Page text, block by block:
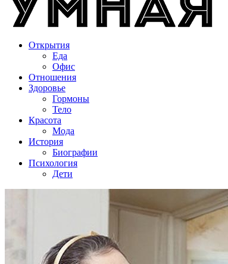
Открытия
Еда
Офис
Отношения
Здоровье
Гормоны
Тело
Красота
Мода
История
Биографии
Психология
Дети